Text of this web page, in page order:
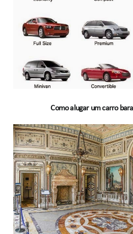
Como alugar um carro